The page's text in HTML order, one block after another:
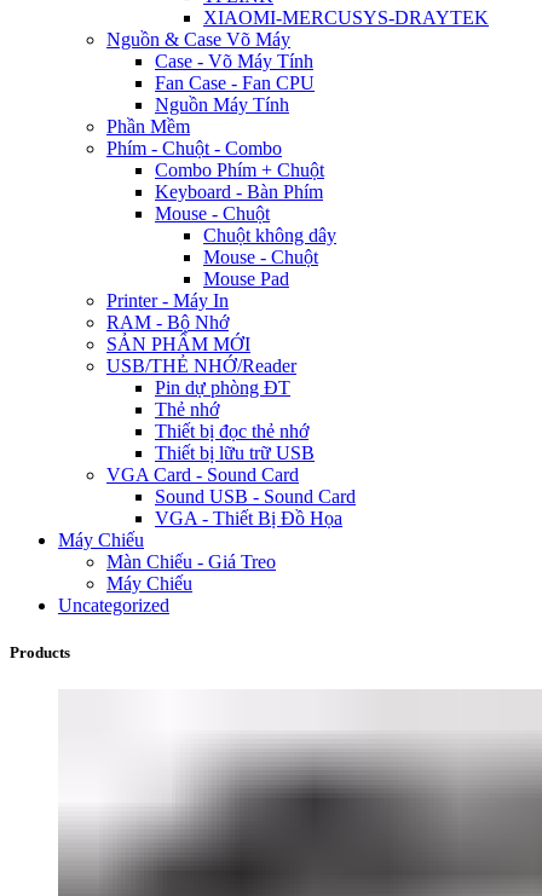
XIAOMI-MERCUSYS-DRAYTEK
Nguồn & Case Võ Máy
Case - Võ Máy Tính
Fan Case - Fan CPU
Nguồn Máy Tính
Phần Mềm
Phím - Chuột - Combo
Combo Phím + Chuột
Keyboard - Bàn Phím
Mouse - Chuột
Chuột không dây
Mouse - Chuột
Mouse Pad
Printer - Máy In
RAM - Bộ Nhớ
SẢN PHẨM MỚI
USB/THẺ NHỚ/Reader
Pin dự phòng ĐT
Thẻ nhớ
Thiết bị đọc thẻ nhớ
Thiết bị lữu trữ USB
VGA Card - Sound Card
Sound USB - Sound Card
VGA - Thiết Bị Đồ Họa
Máy Chiếu
Màn Chiếu - Giá Treo
Máy Chiếu
Uncategorized
Products